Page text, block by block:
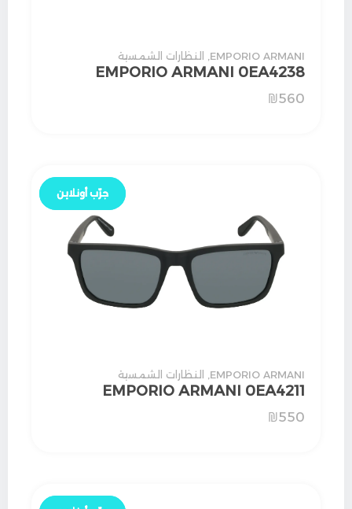
EMPORIO ARMANI النظارات الشمسية
EMPORIO ARMANI 0EA4238
₪560
EMPORIO ARMANI
, النظارات الشمسية
EMPORIO ARMANI 0EA4211
₪550
جرّب أونلاين
جرّب أونلاين